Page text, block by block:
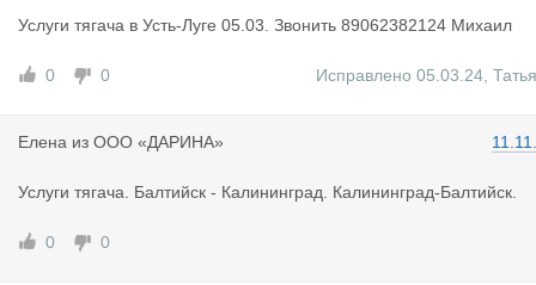
Услуги тягача в Усть-Луге 05.03. Звонить 89062382124 Михаил
0 0 Исправлено 05.03.24
Елена из ООО «ДАРИНА»
Услуги тягача. Балтийск - Калининград. Калининград-Балтийск.
0 0